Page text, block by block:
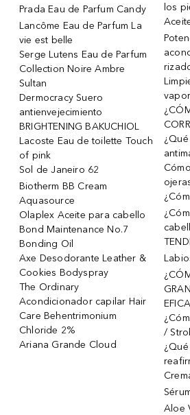
Prada Eau de Parfum Candy
Lancôme Eau de Parfum La
vie est belle
Serge Lutens Eau de Parfum
Collection Noire Ambre
Sultan
Dermocracy Suero
antienvejecimiento
BRIGHTENING BAKUCHIOL
Lacoste Eau de toilette Touch
of pink
Sol de Janeiro 62
Biotherm BB Cream
Aquasource
Olaplex Aceite para cabello
Bond Maintenance No.7
Bonding Oil
Axe Desodorante Leather &
Cookies Bodyspray
The Ordinary
Acondicionador capilar Hair
Care Behentrimonium
Chloride 2%
Ariana Grande Cloud
los
vapor
/
Aloe